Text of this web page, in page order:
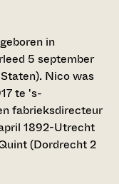
in
5 september
Nico was
te 's-
fabrieksdirecteur
1892-Utrecht
(Dordrecht 2